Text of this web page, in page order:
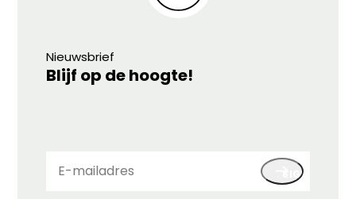
Nieuwsbrief
Blijf op de hoogte!
SIGN UP